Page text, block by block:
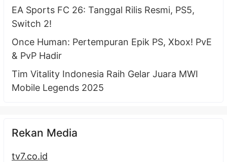
EA Sports FC 26: Tanggal Rilis Resmi, PS5,
Switch 2!
Once Human: Pertempuran Epik PS, Xbox! PvE
& PvP Hadir
Tim Vitality Indonesia Raih Gelar Juara MWI
Mobile Legends 2025
Rekan Media
tv7.co.id